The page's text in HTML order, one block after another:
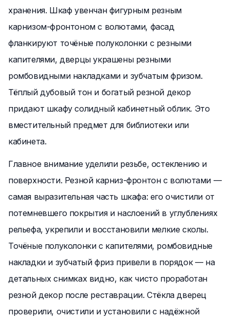
хранения. Шкаф увенчан фигурным резным
карнизом-фронтоном с волютами, фасад
фланкируют точёные полуколонки с резными
капителями, дверцы украшены резными
ромбовидными накладками и зубчатым фризом.
Тёплый дубовый тон и богатый резной декор
придают шкафу солидный кабинетный облик. Это
вместительный предмет для библиотеки или
кабинета.
Главное внимание уделили резьбе, остеклению и
поверхности. Резной карниз-фронтон с волютами —
самая выразительная часть шкафа: его очистили от
потемневшего покрытия и наслоений в углублениях
рельефа, укрепили и восстановили мелкие сколы.
Точёные полуколонки с капителями, ромбовидные
накладки и зубчатый фриз привели в порядок — на
детальных снимках видно, как чисто проработан
резной декор после реставрации. Стёкла дверец
проверили, очистили и установили с надёжной